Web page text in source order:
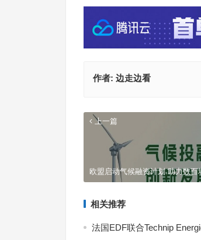
作者: 边走边看
上一篇
欧盟启动气候融资计划 助力数
相关推荐
法国EDF联合Technip